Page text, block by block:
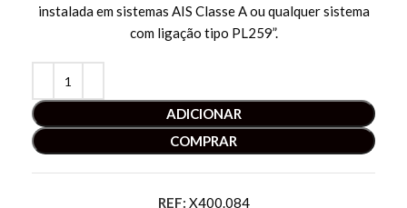
instalada em sistemas AIS Classe A ou qualquer sistema
com ligação tipo PL259”.
ADICIONAR
COMPRAR
REF: X400.084